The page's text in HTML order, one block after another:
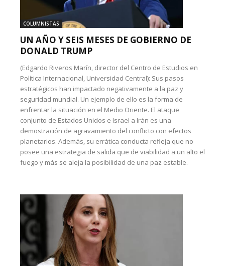
COLUMNISTAS
UN AÑO Y SEIS MESES DE GOBIERNO DE
DONALD TRUMP
(Edgardo Riveros Marín, director del Centro de Estudios en
Política Internacional, Universidad Central): Sus pasos
estratégicos han impactado negativamente a la paz y
seguridad mundial. Un ejemplo de ello es la forma de
enfrentar la situación en el Medio Oriente. El ataque
conjunto de Estados Unidos e Israel a Irán es una
demostración de agravamiento del conflicto con efectos
planetarios. Además, su errática conducta refleja que no
posee una estrategia de salida que de viabilidad a un alto el
fuego y más se aleja la posibilidad de una paz estable.